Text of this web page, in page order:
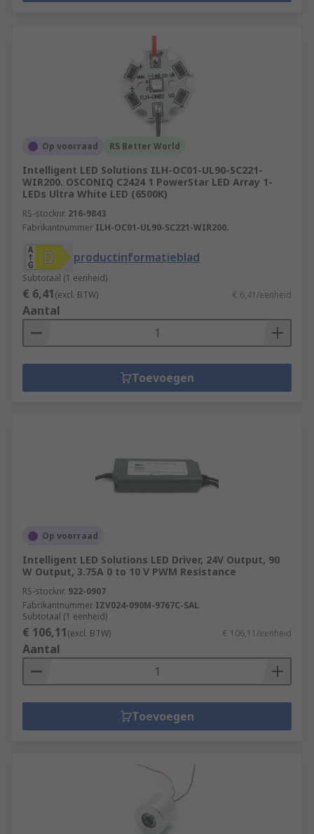
Op voorraad RS Better World
Intelligent LED Solutions ILH-OC01-UL90-SC221-
WIR200. OSCONIQ C2424 1 PowerStar LED Array 1-
LEDs Ultra White LED (6500K)
RS-stocknr. 216-9843
Fabrikantnummer ILH-OC01-UL90-SC221-WIR200.
productinformatieblad
Subtotaal (1 eenheid)
€ 6,41(excl. BTW) € 6,41/eenheid
Aantal
Toevoegen
Op voorraad
Intelligent LED Solutions LED Driver, 24V Output, 90
W Output, 3.75A 0 to 10 V PWM Resistance
RS-stocknr. 922-0907
Fabrikantnummer IZV024-090M-9767C-SAL
Subtotaal (1 eenheid)
€ 106,11(excl. BTW) € 106,11/eenheid
Aantal
Toevoegen